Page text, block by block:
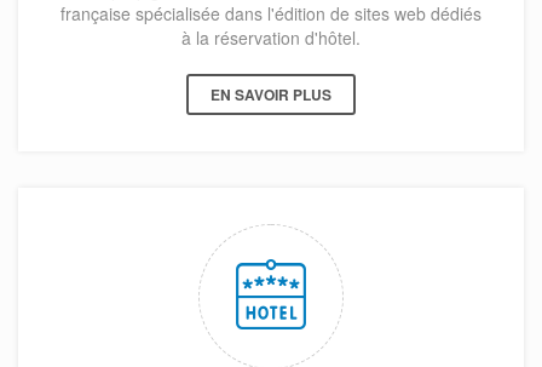
française spécialisée dans l'édition de sites web dédiés
à la réservation d'hôtel.
EN SAVOIR PLUS